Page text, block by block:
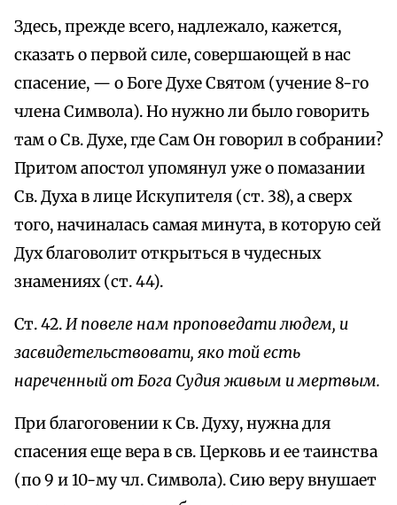
Здесь, прежде всего, надлежало, кажется,
сказать о первой силе, совершающей в нас
спасение, — о Боге Духе Святом (учение 8-го
члена Символа). Но нужно ли было говорить
там о Св. Духе, где Сам Он говорил в собрании?
Притом апостол упомянул уже о помазании
Св. Духа в лице Искупителя (ст. 38), а сверх
того, начиналась самая минута, в которую сей
Дух благоволит открыться в чудесных
знамениях (ст. 44).
Ст. 42.И повеле нам проповедати людем, и
засвидетельствовати, яко той есть
нареченный от Бога Судия живым и мертвым.
При благоговении к Св. Духу, нужна для
спасения еще вера в св. Церковь и ее таинства
(по 9 и 10-му чл. Символа). Сию веру внушает